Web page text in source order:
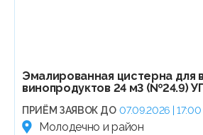
Эмалированная цистерна для
винопродуктов 24 м3 (№24.9)
ПРИЁМ ЗАЯВОК ДО 07.09.2026 | 17:00
Молодечно и район